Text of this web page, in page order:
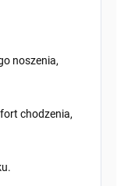
noszenia,
chodzenia,